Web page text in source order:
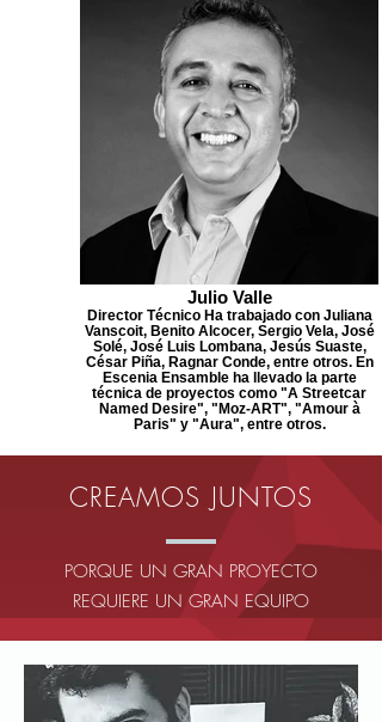
Julio Valle
Director Técnico Ha trabajado con Juliana
Vanscoit, Benito Alcocer, Sergio Vela, José
Solé, José Luis Lombana, Jesús Suaste,
César Piña, Ragnar Conde, entre otros. En
Escenia Ensamble ha llevado la parte
técnica de proyectos como "A Streetcar
Named Desire", "Moz-ART", "Amour à
Paris" y "Aura", entre otros.
CREAMOS JUNTOS
PORQUE UN GRAN PROYECTO
REQUIERE UN GRAN EQUIPO